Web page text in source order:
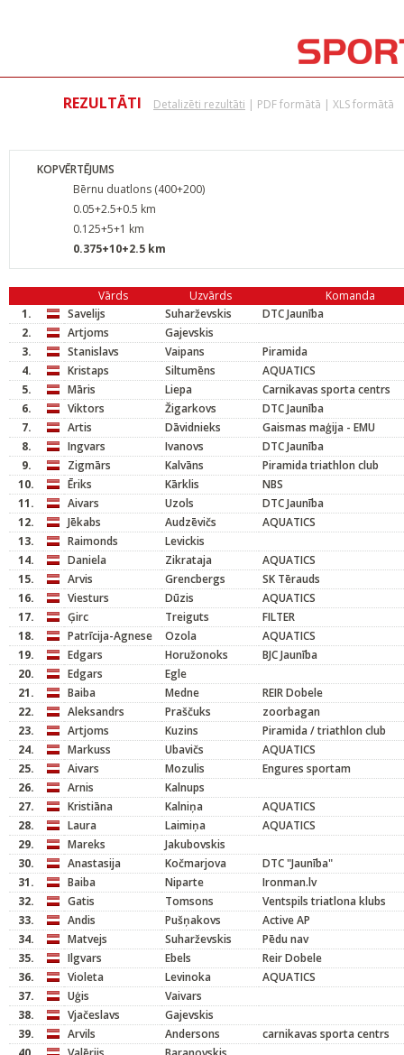
REZULTĀTI Detalizēti rezultāti | PDF formātā | XLS formātā
KOPVĒRTĒJUMS
Bērnu duatlons (400+200)
0.05+2.5+0.5 km
0.125+5+1 km
0.375+10+2.5 km
Vārds Uzvārds
Komanda
1.
Savelijs Suharževskis
DTC Jaunība
2.
Artjoms
Gajevskis
3.
Stanislavs Vaipans
Piramida
4.
Kristaps Siltumēns
AQUATICS
5.
Māris Liepa
Carnikavas sporta centrs
6.
Viktors Žigarkovs
DTC Jaunība
7.
Artis Dāvidnieks
Gaismas maģija - EMU
8.
Ingvars Ivanovs
DTC Jaunība
9.
Zigmārs Kalvāns
Piramida triathlon club
10.
Ēriks Kārklis
NBS
11.
Aivars Uzols
DTC Jaunība
12.
Jēkabs Audzēvičs
AQUATICS
13.
Raimonds
Levickis
14.
Daniela Zikrataja
AQUATICS
15.
Arvis Grencbergs
SK Tērauds
16.
Viesturs Dūzis
AQUATICS
17.
Ģirc Treiguts
FILTER
18.
Patrīcija-Agnese Ozola
AQUATICS
19.
Edgars Horužonoks
BJC Jaunība
20.
Edgars
Egle
21.
Baiba Medne
REIR Dobele
22.
Aleksandrs Praščuks
zoorbagan
23.
Artjoms Kuzins
Piramida / triathlon club
24.
Markuss Ubavičs
AQUATICS
25.
Aivars Mozulis
Engures sportam
26.
Arnis
Kalnups
27.
Kristiāna Kalniņa
AQUATICS
28.
Laura Laimiņa
AQUATICS
29.
Mareks
Jakubovskis
30.
Anastasija Kočmarjova
DTC "Jaunība"
31.
Baiba Niparte
Ironman.lv
32.
Gatis Tomsons
Ventspils triatlona klubs
33.
Andis Pušņakovs
Active AP
34.
Matvejs Suharževskis
Pēdu nav
35.
Ilgvars Ebels
Reir Dobele
36.
Violeta Levinoka
AQUATICS
37.
Uģis
Vaivars
38.
Vjačeslavs
Gajevskis
39.
Arvils Andersons
carnikavas sporta centrs